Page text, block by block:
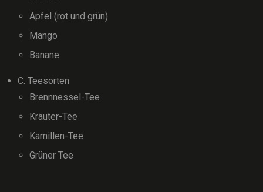
Apfel (rot und grün)
Mango
Banane
C. Teesorten
Brennnessel-Tee
Kräuter-Tee
Kamillen-Tee
Grüner Tee